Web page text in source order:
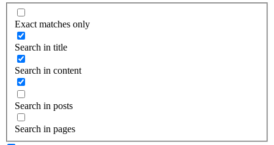
Exact matches only
Search in title
Search in content
Search in posts
Search in pages